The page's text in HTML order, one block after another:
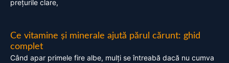
prețurile clare,
Ce vitamine și minerale ajută părul cărunt: ghid
complet
Când apar primele fire albe, mulți se întreabă dacă nu cumva